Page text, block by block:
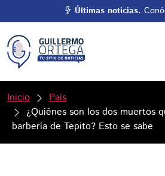
Últimas noticias.
Inicio
País
¿Quiénes son los dos muertos
barbería de Tepito? Esto se sabe